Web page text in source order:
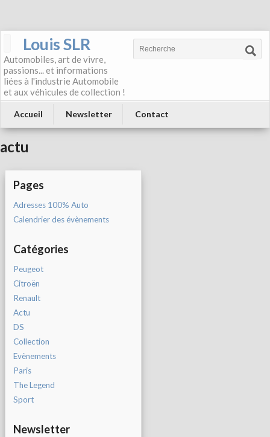
Louis SLR
Automobiles, art de vivre,
passions... et informations
liées à l'industrie Automobile
et aux véhicules de collection !
Accueil Newsletter Contact
actu
Pages
Adresses 100% Auto
Calendrier des évènements
Catégories
Peugeot
Citroën
Renault
Actu
DS
Collection
Evènements
Paris
The Legend
Sport
Newsletter